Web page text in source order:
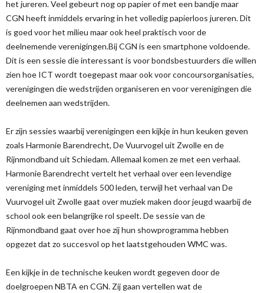
het jureren. Veel gebeurt nog op papier of met een bandje maar
CGN heeft inmiddels ervaring in het volledig papierloos jureren. Dit
is goed voor het milieu maar ook heel praktisch voor de
deelnemende verenigingen.Bij CGN is een smartphone voldoende.
Dit is een sessie die interessant is voor bondsbestuurders die willen
zien hoe ICT wordt toegepast maar ook voor concoursorganisaties,
verenigingen die wedstrijden organiseren en voor verenigingen die
deelnemen aan wedstrijden.
Er zijn sessies waarbij verenigingen een kijkje in hun keuken geven
zoals Harmonie Barendrecht, De Vuurvogel uit Zwolle en de
Rijnmondband uit Schiedam. Allemaal komen ze met een verhaal.
Harmonie Barendrecht vertelt het verhaal over een levendige
vereniging met inmiddels 500 leden, terwijl het verhaal van De
Vuurvogel uit Zwolle gaat over muziek maken door jeugd waarbij de
school ook een belangrijke rol speelt. De sessie van de
Rijnmondband gaat over hoe zij hun showprogramma hebben
opgezet dat zo succesvol op het laatstgehouden WMC was.
Een kijkje in de technische keuken wordt gegeven door de
doelgroepen NBTA en CGN. Zij gaan vertellen wat de